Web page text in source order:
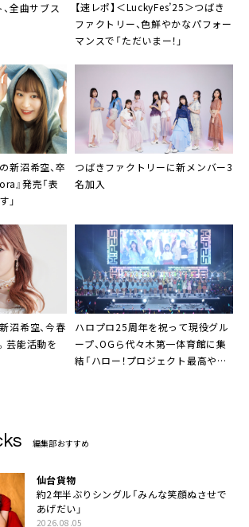
全曲サブス
【速レポ】＜LuckyFes’25＞つばき
ファクトリー、色鮮やかなパフォー
マンスで「ただいまー！」
新沼希空、卒
』発売「表
」
つばきファクトリーに新メンバー3
名加入
沼希空、今春
芸能活動を
ハロプロ25周年を祝って現役グル
ープ、OGら代々木第一体育館に集
結「ハロー！プロジェクト最高や
編集部おすすめ
仙台貨物
約2年半ぶりシングル「みんな笑顔ぬさせで
あげだい」
2026.08.05